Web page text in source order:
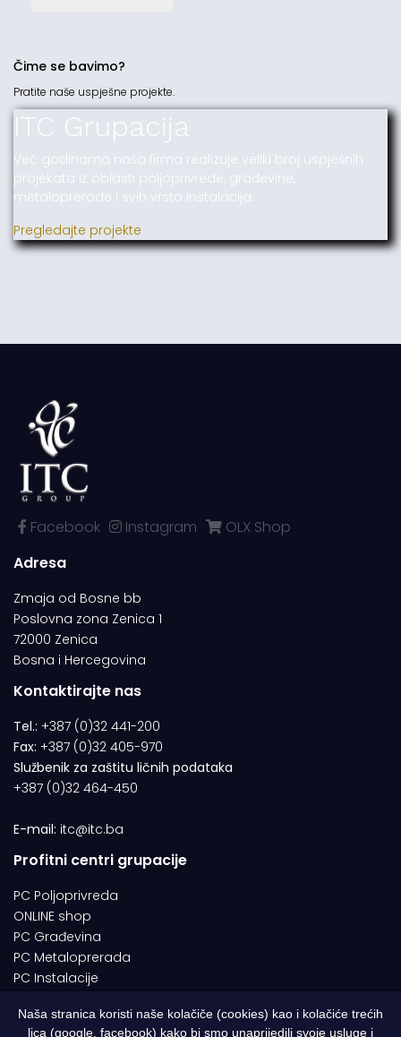
Čime se bavimo?
Pratite naše uspješne projekte.
ITC Grupacija
Već godinama naša firma realizuje veliki broj uspješnih
projekata iz oblasti poljoprivrede, građevine,
metaloprerade i svih vrsta instalacija.
Pregledajte projekte
Facebook Instagram
OLX Shop
Adresa
Zmaja od Bosne bb
Poslovna zona Zenica 1
72000 Zenica
Bosna i Hercegovina
Kontaktirajte nas
Tel.: +387 (0)32 441-200
Fax: +387 (0)32 405-970
Službenik za zaštitu ličnih podataka
+387 (0)32 464-450
E-mail: itc@itc.ba
Profitni centri grupacije
PC Poljoprivreda
ONLINE shop
PC Građevina
PC Metaloprerada
PC Instalacije
Naša stranica koristi naše kolačiče (cookies) kao i kolačiće trećih
lica (google, facebook) kako bi smo unaprijedili svoje usluge i